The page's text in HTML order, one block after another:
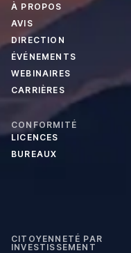
À PROPOS
AVIS
DIRECTION
ÉVÉNEMENTS
WEBINAIRES
CARRIÈRES
CONFORMITÉ
LICENCES
BUREAUX
CITOYENNETÉ PAR
INVESTISSEMENT